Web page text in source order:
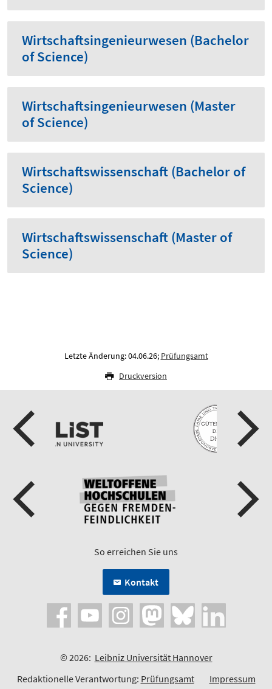
Wirtschaftsingenieurwesen (Bachelor
of Science)
Wirtschaftsingenieurwesen (Master
of Science)
Wirtschaftswissenschaft (Bachelor of
Science)
Wirtschaftswissenschaft (Master of
Science)
Letzte Änderung: 04.06.26; Prüfungsamt
Druckversion
So erreichen Sie uns
Kontakt
© 2026: Leibniz Universität Hannover
Redaktionelle Verantwortung: Prüfungsamt Impressum